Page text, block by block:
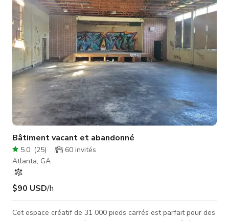
Bâtiment vacant et abandonné
5.0 (25) 60 invités
Atlanta, GA
$90 USD/h
Cet espace créatif de 31 000 pieds carrés est parfait pour des